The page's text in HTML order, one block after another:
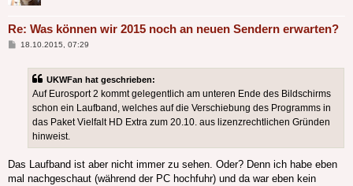
Re: Was können wir 2015 noch an neuen Sendern erwarten?
Beitrag
18.10.2015, 07:29
UKWFan hat geschrieben:
Auf Eurosport 2 kommt gelegentlich am unteren Ende des Bildschirms
schon ein Laufband, welches auf die Verschiebung des Programms in
das Paket Vielfalt HD Extra zum 20.10. aus lizenzrechtlichen Gründen
hinweist.
Das Laufband ist aber nicht immer zu sehen. Oder? Denn ich habe eben
mal nachgeschaut (während der PC hochfuhr) und da war eben kein